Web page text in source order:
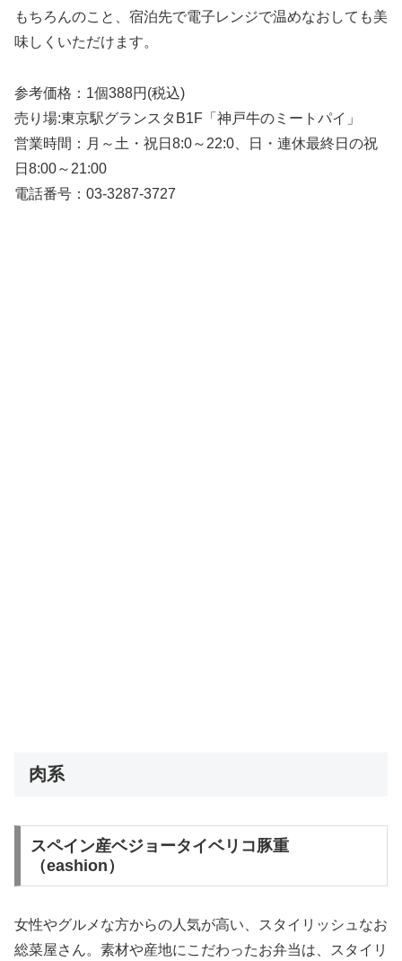
もちろんのこと、宿泊先で電子レンジで温めなおしても美
味しくいただけます。
参考価格：1個388円(税込)
売り場:東京駅グランスタB1F「神戸牛のミートパイ」
営業時間：月～土・祝日8:0～22:0、日・連休最終日の祝
日8:00～21:00
電話番号：03-3287-3727
肉系
スペイン産ベジョータイベリコ豚重
（eashion）
女性やグルメな方からの人気が高い、スタイリッシュなお
総菜屋さん。素材や産地にこだわったお弁当は、スタイリ